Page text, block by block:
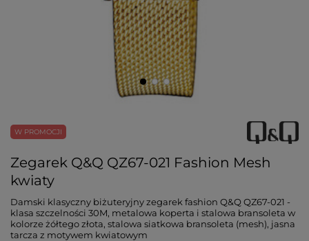
W PROMOCJI
Zegarek Q&Q QZ67-021 Fashion Mesh
kwiaty
Damski klasyczny biżuteryjny zegarek fashion Q&Q QZ67-021 -
klasa szczelności 30M, metalowa koperta i stalowa bransoleta w
kolorze żółtego złota, stalowa siatkowa bransoleta (mesh), jasna
tarcza z motywem kwiatowym